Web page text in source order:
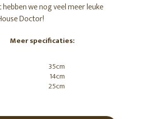
we nog veel meer leuke
Doctor!
Meer specificaties:
35cm
14cm
25cm